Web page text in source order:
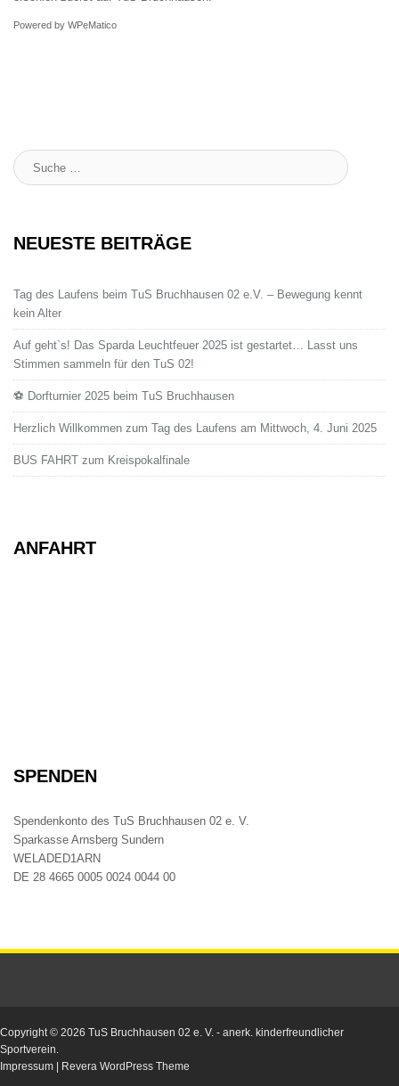
Powered by WPeMatico
Suche
:
NEUESTE BEITRÄGE
Tag des Laufens beim TuS Bruchhausen 02 e.V. – Bewegung kennt
kein Alter
Auf geht`s! Das Sparda Leuchtfeuer 2025 ist gestartet… Lasst uns
Stimmen sammeln für den TuS 02!
⚽ Dorfturnier 2025 beim TuS Bruchhausen
Herzlich Willkommen zum Tag des Laufens am Mittwoch, 4. Juni 2025
BUS FAHRT zum Kreispokalfinale
ANFAHRT
SPENDEN
Spendenkonto des TuS Bruchhausen 02 e. V.
Sparkasse Arnsberg Sundern
WELADED1ARN
DE 28 4665 0005 0024 0044 00
Copyright © 2026 TuS Bruchhausen 02 e. V. - anerk. kinderfreundlicher
Sportverein.
Impressum
Revera WordPress Theme